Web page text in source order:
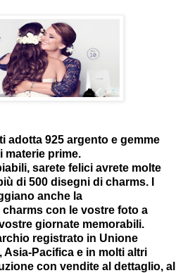
adotta 925 argento e gemme
materie prime.
sarete felici avrete molte
di 500 disegni di charms. I
anche la
con le vostre foto a
giornate memorabili.
registrato in Unione
Asia-Pacifica e in molti altri
con vendite al dettaglio, al